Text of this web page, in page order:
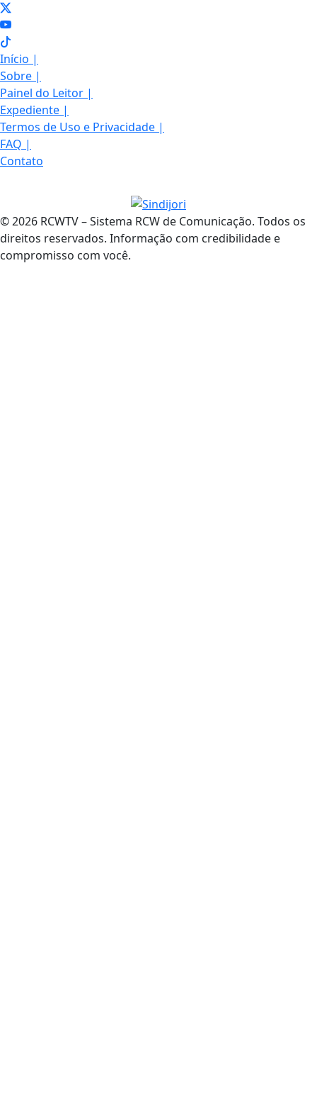
Início |
Sobre |
Painel do Leitor |
Expediente |
Termos de Uso e Privacidade |
FAQ |
Contato
© 2026 RCWTV – Sistema RCW de Comunicação. Todos os
direitos reservados. Informação com credibilidade e
compromisso com você.